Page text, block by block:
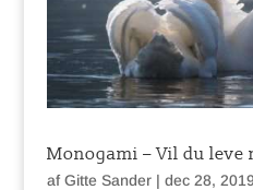
Monogami – Vil du leve
afGitte Sander| dec 28, 2019